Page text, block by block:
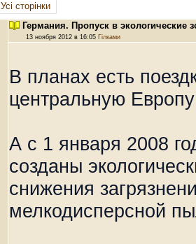
Усі сторінки
Германия. Пропуск в экологические
13 ноября 2012 в 16:05 Гілками
В планах есть
центральную
А с 1 января 2008
созданы
снижения
мелкодисперсной